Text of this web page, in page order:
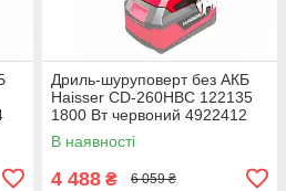
Дриль-шуруповерт без АКБ
Haisser СD-260HBС 122135
1800 Вт червоний 4922412
В наявності
4 488 ₴ 6 059 ₴